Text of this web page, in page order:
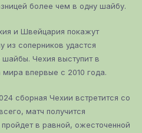
более чем в одну шайбу.
и Швейцария покажут
из соперников удастся
Чехия выступит в
впервые с 2010 года.
сборная Чехии встретится со
матч получится
в равной, ожесточенной